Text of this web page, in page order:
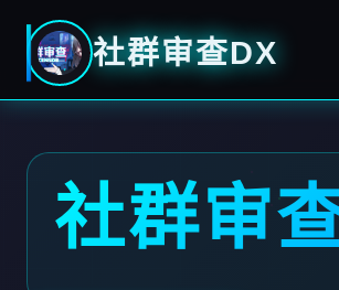
社群审查DX
社群审